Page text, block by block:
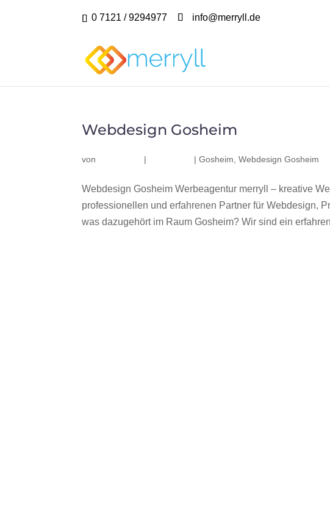
0 7121 / 9294977 info@merryll.de
Webdesign Gosheim
von | |Gosheim ,Webdesign Gosheim
Webdesign Gosheim Werbeagentur merryll – kreative
professionellen und erfahrenen Partner für Webdesign,
was dazugehört im Raum Gosheim? Wir sind ein